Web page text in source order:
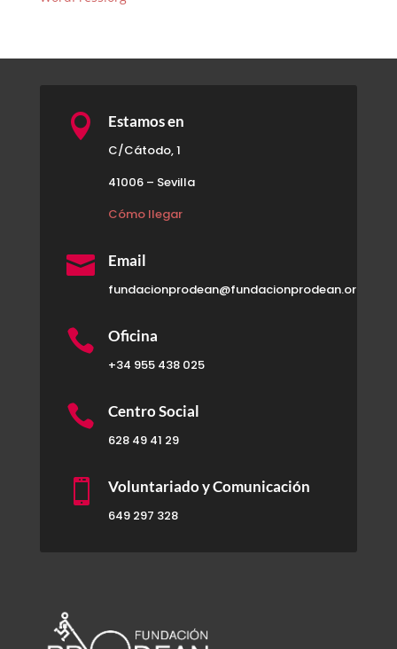
 Estamos en
C/Cátodo, 1
41006 – Sevilla
Cómo llegar
 Email
fundacionprodean@fundacionprodean.org
 Oficina
+34 955 438 025
 Centro Social
628 49 41 29
 Voluntariado y Comunicación
649 297 328